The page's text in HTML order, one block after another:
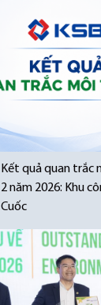
Kết quả quan trắc
2 năm 2026: Khu
Cuốc